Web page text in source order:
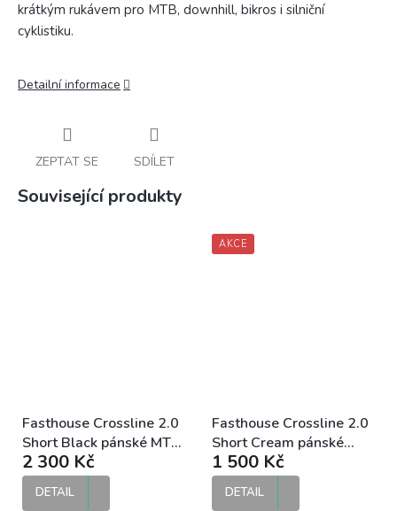
krátkým rukávem pro MTB, downhill, bikros i silniční
cyklistiku.
Detailní informace
ZEPTAT SE SDÍLET
Související produkty
Fasthouse Crossline 2.0
Short Black pánské MTB
kraťasy
2 300 Kč
DETAIL
AKCE
Fasthouse Crossline 2.0
Short Cream pánské
MTB kraťasy
1 500 Kč
DETAIL